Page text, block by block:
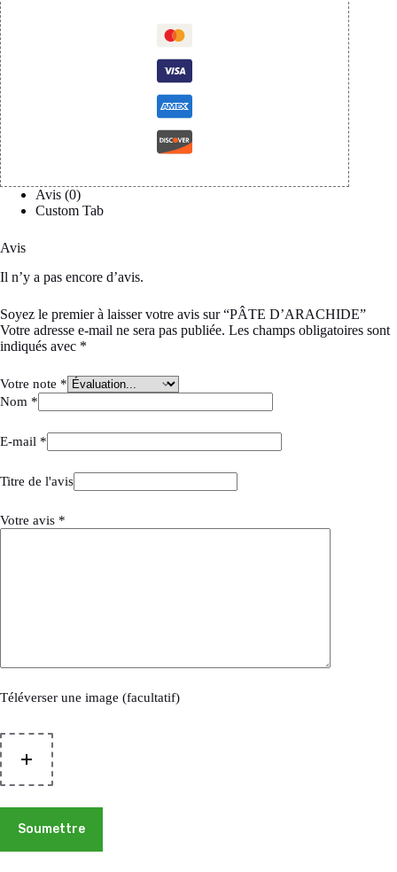
Avis (0)
Custom Tab
Avis
Il n’y a pas encore d’avis.
Soyez le premier à laisser votre avis sur “PÂTE D’ARACHIDE”
Votre adresse e-mail ne sera pas publiée. Les champs obligatoires sont
indiqués avec *
Votre note *
Nom *
E-mail *
Titre de l'avis
Votre avis *
Téléverser une image (facultatif)
Soumettre